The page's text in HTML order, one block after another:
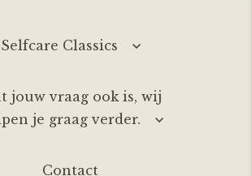
Selfcare Classics
jouw vraag ook is, wij
je graag verder.
Contact